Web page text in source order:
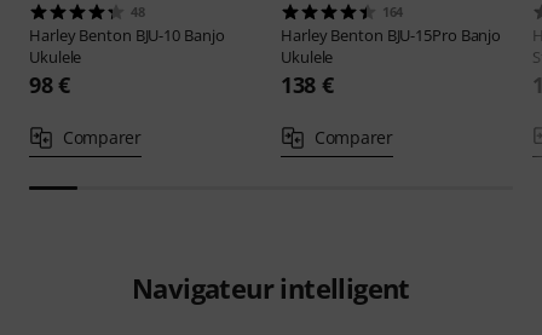
48
Harley Benton BJU-10 Banjo
Ukulele
98 €
Comparer
164
Harley Benton BJU-15Pro Banjo
Ukulele
138 €
Comparer
Navigateur intelligent